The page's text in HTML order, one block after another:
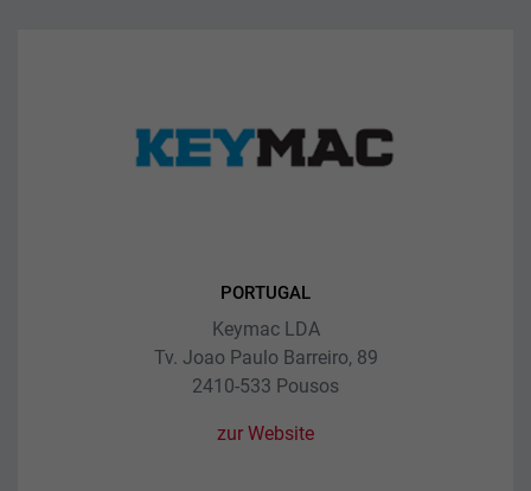
PORTUGAL
Keymac LDA
Tv. Joao Paulo Barreiro, 89
2410-533 Pousos
zur Website